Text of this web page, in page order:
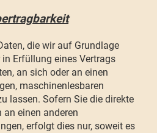
die wir auf Grundlage
Erfüllung eines Vertrags
an sich oder an einen
maschinenlesbaren
lassen. Sofern Sie die direkte
an einen anderen
erfolgt dies nur, soweit es